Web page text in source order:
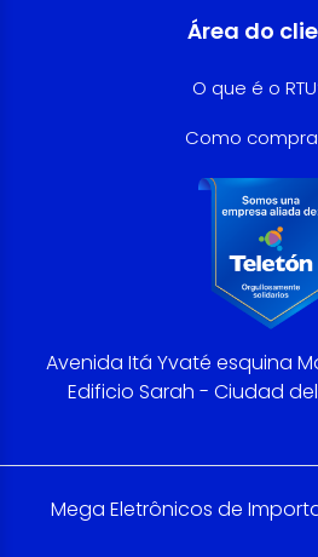
Área do
O que é o
Como
Avenida Itá Yvaté esquina
Edificio Sarah - Ciudad
Mega Eletrônicos de